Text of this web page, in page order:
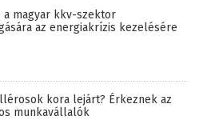
a magyar kkv-szektor
az energiakrízis kezelésére
kora lejárt? Érkeznek az
munkavállalók